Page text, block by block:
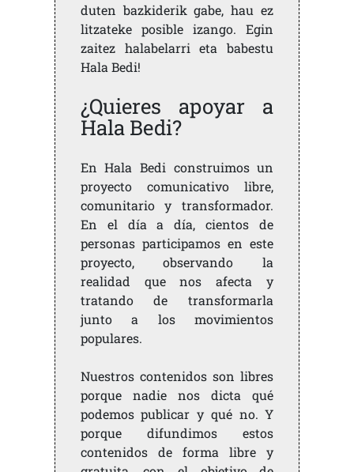
duten bazkiderik gabe, hau ez
litzateke posible izango. Egin
zaitez halabelarri eta babestu
Hala Bedi!
¿Quieres apoyar a
Hala Bedi?
En Hala Bedi construimos un
proyecto comunicativo libre,
comunitario y transformador.
En el día a día, cientos de
personas participamos en este
proyecto, observando la
realidad que nos afecta y
tratando de transformarla
junto a los movimientos
populares.
Nuestros contenidos son libres
porque nadie nos dicta qué
podemos publicar y qué no. Y
porque difundimos estos
contenidos de forma libre y